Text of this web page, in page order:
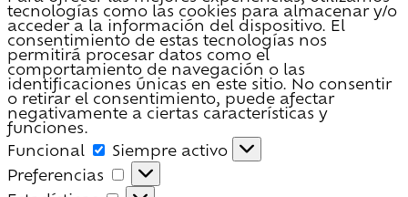
tecnologías como las cookies para almacenar y/o
acceder a la información del dispositivo. El
consentimiento de estas tecnologías nos
permitirá procesar datos como el
comportamiento de navegación o las
identificaciones únicas en este sitio. No consentir
o retirar el consentimiento, puede afectar
negativamente a ciertas características y
funciones.
Funcional
Funcional
Siempre activo
Preferencias
Preferencias
Estadísticas